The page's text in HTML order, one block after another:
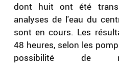
dont huit ont été
analyses de l'eau du
sont en cours. Les
48 heures, selon les
possibilité de